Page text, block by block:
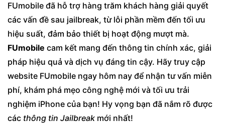
FUmobile đã hỗ trợ hàng trăm khách hàng giải quyết
các vấn đề sau jailbreak, từ lỗi phần mềm đến tối ưu
hiệu suất, đảm bảo thiết bị hoạt động mượt mà.
FUmobile cam kết mang đến thông tin chính xác, giải
pháp hiệu quả và dịch vụ đáng tin cậy. Hãy truy cập
website FUmobile ngay hôm nay để nhận tư vấn miễn
phí, khám phá mẹo công nghệ mới và tối ưu trải
nghiệm iPhone của bạn! Hy vọng bạn đã nắm rõ được
các thông tin Jailbreak mới nhất!